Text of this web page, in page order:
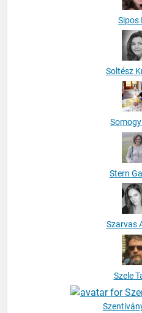
Sipos
Soltész
Stern
Szarvas
Szele